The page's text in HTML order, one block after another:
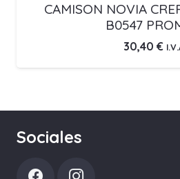
CAMISON NOVIA
B0547
30,40 €
Sociales